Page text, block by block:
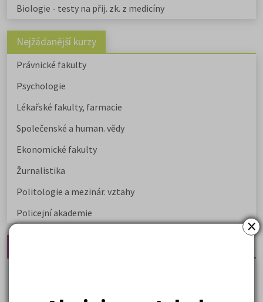
×
Biologie - testy na přij. zk. z medicíny
Nejžádanější kurzy
Právnické fakulty
Psychologie
Lékařské fakulty, farmacie
Společenské a human. vědy
Ekonomické fakulty
Žurnalistika
Politologie a mezinár. vztahy
Policejní akademie